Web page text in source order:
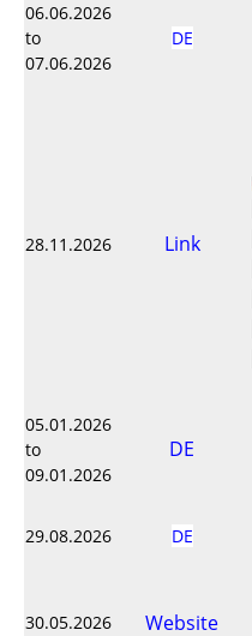
06.06.2026
to
07.06.2026
DE
28.11.2026 Link
05.01.2026
to
09.01.2026
DE
29.08.2026 DE
30.05.2026 Website